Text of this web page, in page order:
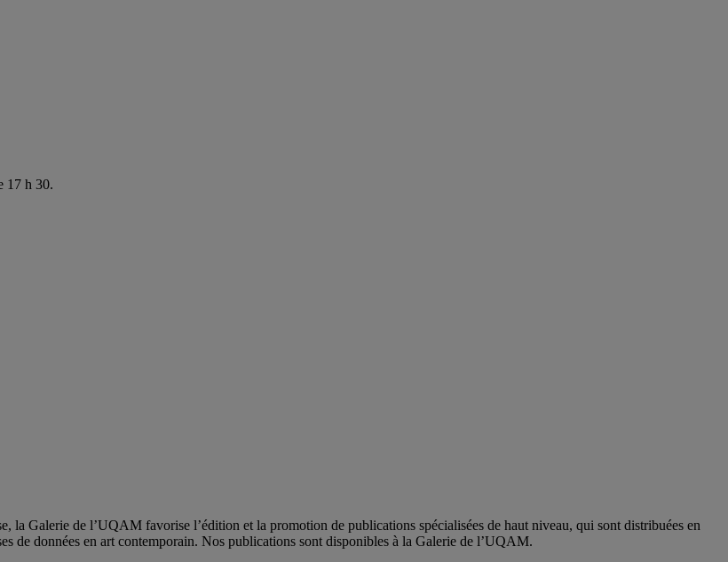
17 h 30.
la Galerie de l’UQAM favorise l’édition et la promotion de publications spécialisées de haut niveau, qui sont distribuées en
de données en art contemporain. Nos publications sont disponibles à la Galerie de l’UQAM.